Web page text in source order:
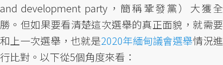
and development party，簡稱鞏發黨）大獲全
勝。但如果要看清楚這次選舉的真正面貌，就需要
和上一次選舉，也就是2020年緬甸議會選舉情況進
行比對。以下從5個角度來看：